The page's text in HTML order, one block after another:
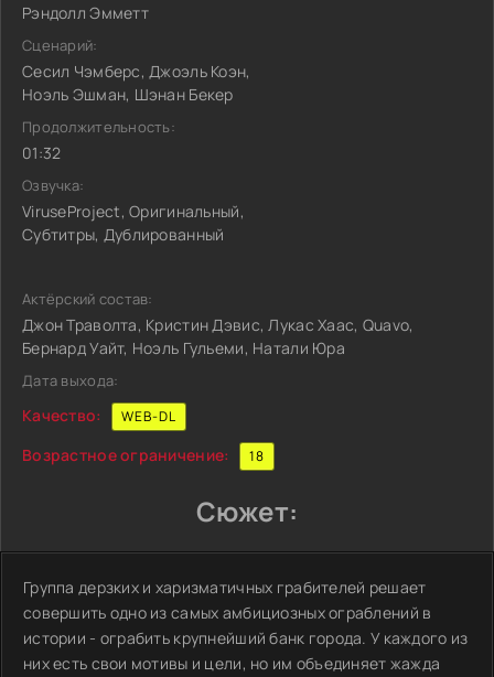
Рэндолл Эмметт
Сценарий:
Сесил Чэмберс, Джоэль Коэн,
Ноэль Эшман, Шэнан Бекер
Продолжительность:
01:32
Озвучка:
ViruseProject, Оригинальный,
Субтитры, Дублированный
Актёрский состав:
Джон Траволта, Кристин Дэвис, Лукас Хаас, Quavo,
Бернард Уайт, Ноэль Гульеми, Натали Юра
Дата выхода:
Качество: WEB-DL
Возрастное ограничение: 18
Сюжет:
Группа дерзких и харизматичных грабителей решает
совершить одно из самых амбициозных ограблений в
истории - ограбить крупнейший банк города. У каждого из
них есть свои мотивы и цели, но им объединяет жажда